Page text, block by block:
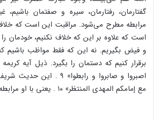
گفتارمان‌، رفتارمان‌، سیره‌ و صفتمان‌ باشیم‌،
مرابطه‌ مطرح‌ می‌شود. مراقبت‌ این‌ است‌ که‌
است‌ که‌ علاوه‌ بر این‌ که‌ خلاف‌ نکنیم‌، خودمان‌
و فیض‌ بگیریم‌. نه‌ این‌ که‌ فقط‌ مواظب‌ باشیم‌ که‌
برقرار کنیم‌ که‌ دستمان‌ را بگیرد. ذیل‌ آیه‌ کریمه‌
اصبروا و صابروا و رابطوا» ۹
مع‌ إمامکم‌ المهدی‌ المنتظر» ۱۰ . یعنی‌ با او مرابطه‌ برقرار کنیم‌.